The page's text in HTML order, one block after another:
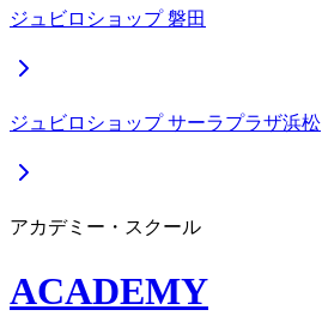
ジュビロショップ 磐田
ジュビロショップ サーラプラザ浜松
アカデミー・スクール
ACADEMY